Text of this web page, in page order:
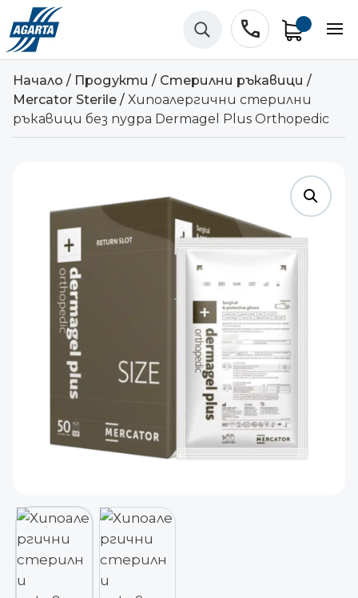
phone
U
Начало / Продукти / Стерилни ръкавици /
Mercator Sterile/ Хипоалергични стерилни
ръкавици без пудра Dermagel Plus Orthopedic